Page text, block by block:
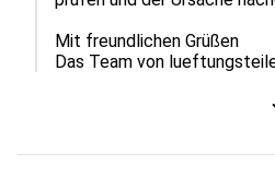
Mit freundlichen Grüßen
Das Team von